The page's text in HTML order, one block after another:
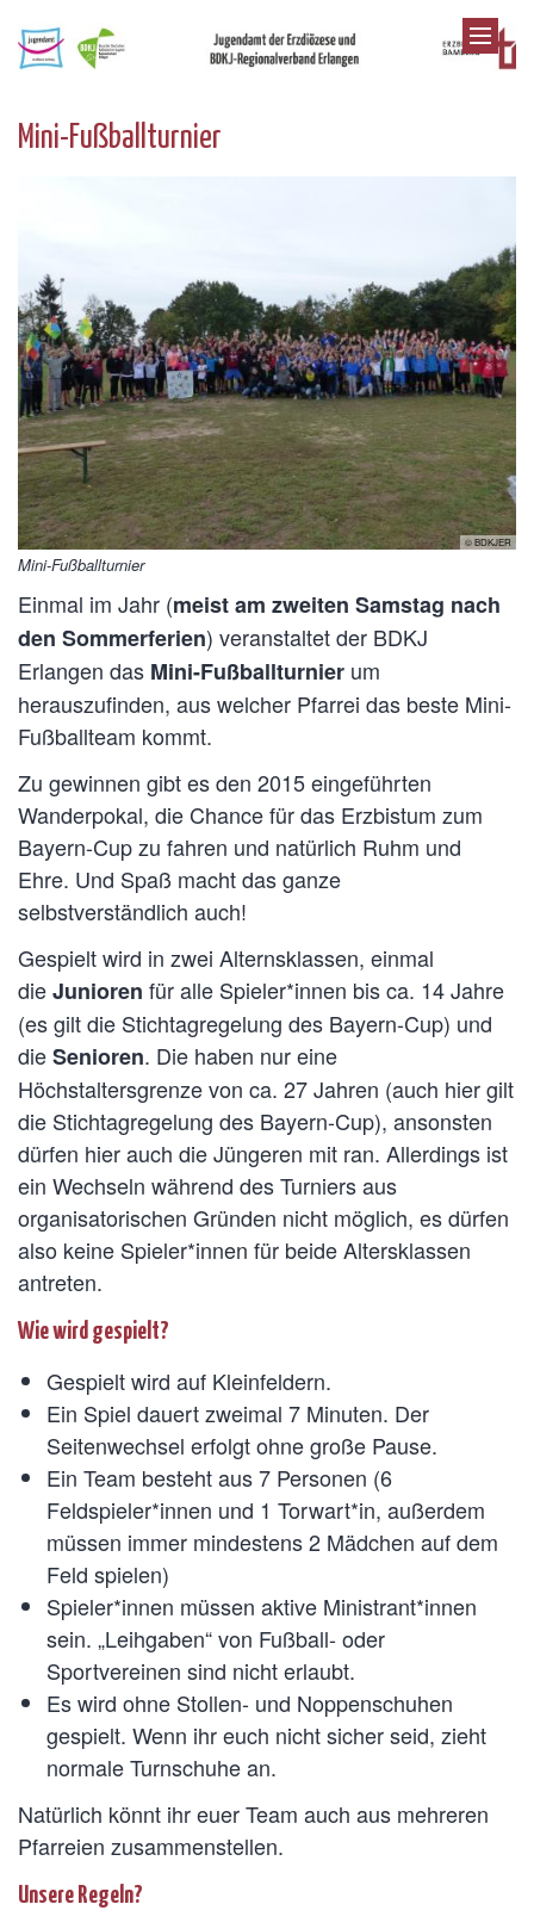
Mini-Fußballturnier
© BDKJER
Mini-Fußballturnier
Einmal im Jahr (meist am zweiten Samstag nach
den Sommerferien) veranstaltet der BDKJ
Erlangen das Mini-Fußballturnier um
herauszufinden, aus welcher Pfarrei das beste Mini-
Fußballteam kommt.
Zu gewinnen gibt es den 2015 eingeführten
Wanderpokal, die Chance für das Erzbistum zum
Bayern-Cup zu fahren und natürlich Ruhm und
Ehre. Und Spaß macht das ganze
selbstverständlich auch!
Gespielt wird in zwei Alternsklassen, einmal
dieJunioren für alle Spieler*innen bis ca. 14 Jahre
(es gilt die Stichtagregelung des Bayern-Cup) und
dieSenioren. Die haben nur eine
Höchstaltersgrenze von ca. 27 Jahren (auch hier gilt
die Stichtagregelung des Bayern-Cup), ansonsten
dürfen hier auch die Jüngeren mit ran. Allerdings ist
ein Wechseln während des Turniers aus
organisatorischen Gründen nicht möglich, es dürfen
also keine Spieler*innen für beide Altersklassen
antreten.
Wie wird gespielt?
Gespielt wird auf Kleinfeldern.
Ein Spiel dauert zweimal 7 Minuten. Der
Seitenwechsel erfolgt ohne große Pause.
Ein Team besteht aus 7 Personen (6
Feldspieler*innen und 1 Torwart*in, außerdem
müssen immer mindestens 2 Mädchen auf dem
Feld spielen)
Spieler*innen müssen aktive Ministrant*innen
sein. „Leihgaben“ von Fußball- oder
Sportvereinen sind nicht erlaubt.
Es wird ohne Stollen- und Noppenschuhen
gespielt. Wenn ihr euch nicht sicher seid, zieht
normale Turnschuhe an.
Natürlich könnt ihr euer Team auch aus mehreren
Pfarreien zusammenstellen.
Unsere Regeln?